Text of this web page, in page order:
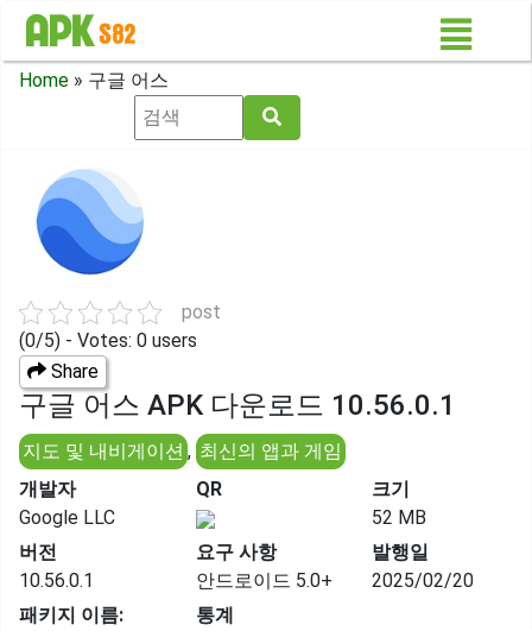
Home » 구글 어스
post
(0/5) - Votes: 0 users
Share
구글 어스 APK 다운로드 10.56.0.1
지도 및 내비게이션 , 최신의 앱과 게임
개발자
Google LLC
QR
크기
52 MB
버전
10.56.0.1
요구 사항
안드로이드 5.0+
발행일
2025/02/20
패키지 이름:
통계